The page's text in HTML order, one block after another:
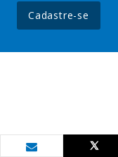
Cadastre-se